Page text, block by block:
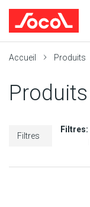
recherche
recherche
navigation
Accueil Produits
Produits
Filtres
Filtres: